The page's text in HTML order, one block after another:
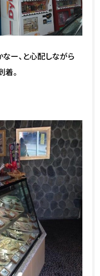
ー、と心配しながら
。